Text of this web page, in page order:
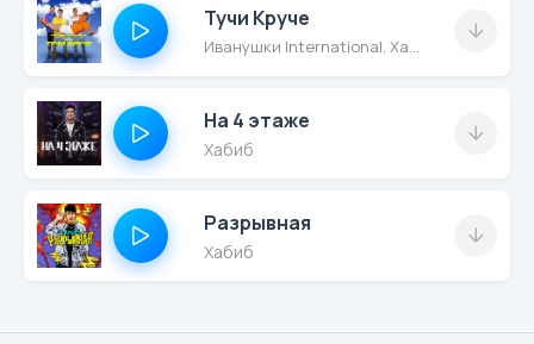
Тучи Круче
Иванушки International, Хабиб
На 4 этаже
Хабиб
Разрывная
Хабиб